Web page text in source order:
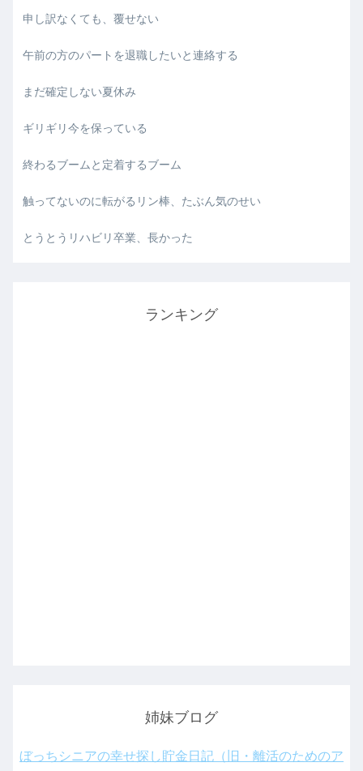
申し訳なくても、覆せない
午前の方のパートを退職したいと連絡する
まだ確定しない夏休み
ギリギリ今を保っている
終わるブームと定着するブーム
触ってないのに転がるリン棒、たぶん気のせい
とうとうリハビリ卒業、長かった
ランキング
姉妹ブログ
ぼっちシニアの幸せ探し貯金日記（旧・離活のためのア